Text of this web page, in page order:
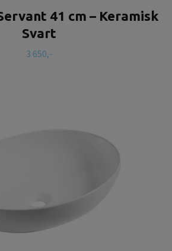
41 cm – Keramisk
Svart
3 650,-